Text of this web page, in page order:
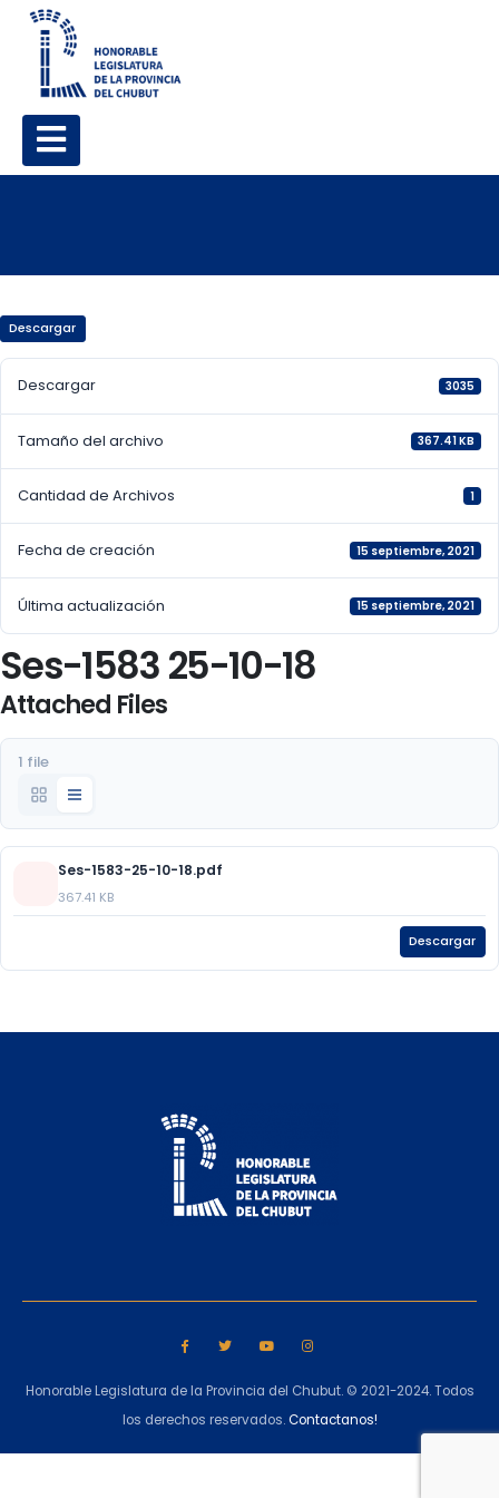
Descargar
Descargar 3035
Tamaño del archivo 367.41 KB
Cantidad de Archivos 1
Fecha de creación 15 septiembre, 2021
Última actualización 15 septiembre, 2021
Ses-1583 25-10-18
Attached Files
1 file
Ses-1583-25-10-18.pdf
367.41 KB
Descargar
Honorable Legislatura de la Provincia del Chubut. © 2021-2024. Todos
los derechos reservados.Contactanos!